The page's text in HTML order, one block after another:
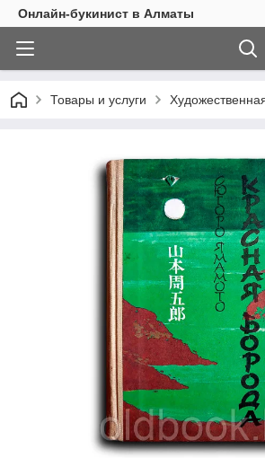
Онлайн-букинист в Алматы
Товары и услуги